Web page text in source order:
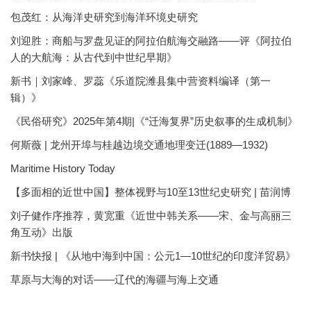
包茂红：从海洋史研究到海洋环境史研究
刘迎胜：商船与罗盘见证的阿拉伯航海交融路——评《阿拉伯
人的大航海：从古代到中世纪早期》
新书｜刘家峰、罗蕊《乐道院潍县集中营资料编译（第一
辑）》
《民俗研究》2025年第4期|《“迁海复界”历史叙事的生成机制》
何斯薇 | 龙州开埠与桂越边境交通地理变迁(1889—1932)
Maritime History Today
【多面相的近世中国】整体视野与10至13世纪史研究 | 苗润博
刘子健作序推荐，黄宽重《近世中韩关系——宋、金与高丽三
角互动》出版
新书快报 | 《从地中海到中国：公元1—10世纪的印度洋贸易》
草原与大海的对话——辽代的海疆与海上交通